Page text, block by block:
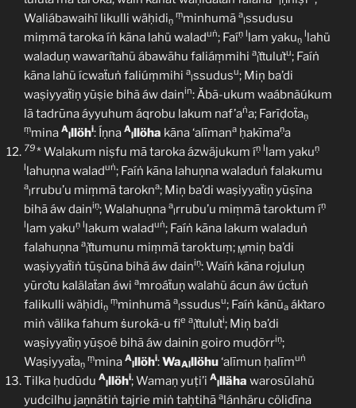
Waliábawaihï likulli wäḥidiṇ
ṃminhumā a
lssudusu
miṃmā taroka íṅ kāna lahü waladuṅ; Faíṇ llam yakuṇ
llahü
waladuṇ wawariṫahũ ábawāhu faliáṃmihi a
lṫṫuluṫu; Faíṅ
kāna lahũ ícwaẗuṅ faliúṃmihi a
lssudusu; Miņ ba’di
waṣiyyaẗiṇ yūṣie bihã áw dainin: Ǎbã-ukum waábnãúkum
lā tadrūna áyyuhum áqrobu lakum naf’aṅa; Farīḍoẗaṇ
ṃmina A
lllöhi: Íṇna A
lllöha kāna ‘alīmana ḥakīmaṇa
79* Walakum niṣfu mā taroka ázwäjukum íṇ llam yakuṇ
llahuṇna waladuṅ; Faíṅ kāna lahuṇna waladuṅ falakumu
a
lrrubu’u miṃmā tarokna; Miņ ba’di waṣiyyaẗiṇ yūṣīna
bihã áw dainiṇ; Walahuṇna a
lrrubu’u miṃmā taroktum íṇ
llam yakuṇ llakum waladuṅ; Faíṅ kāna lakum waladuṅ
falahuṇna a
lṫṫumunu miṃmā taroktuṃ; Ṃmiņ ba’di
waṣiyyaẗiṅ tūṣūna bihã áw dainiṇ: Waíṅ kāna rojuluṇ
yūroṫu kalälaẗan áwi amroáẗuṇ walahũ ácun áw úcẗuṅ
falikulli wäḥidiṇ
ṃminhumā a
lssudusu; Faíṅ kānũa ákṫaro
miṅ välika fahum ṡurokã-u fie a
lṫṫuluṫi; Miņ ba’di
waṣiyyaẗiṇ yūṣoë bihã áw dainin goiro muḍõrriṇ;
Waṣiyyaẗaṇ
ṃmina A
lllöhi:WaAlllöhu‘alīmun ḥalīmuṅ
Tilka ḥudūdu A
lllöhi; Wamaṇ yuṭi’i A
llläha warosūlahü
yudcilhu jaṇnätiṅ tajrie miṅ taḥtihā alánhäru cölidīna